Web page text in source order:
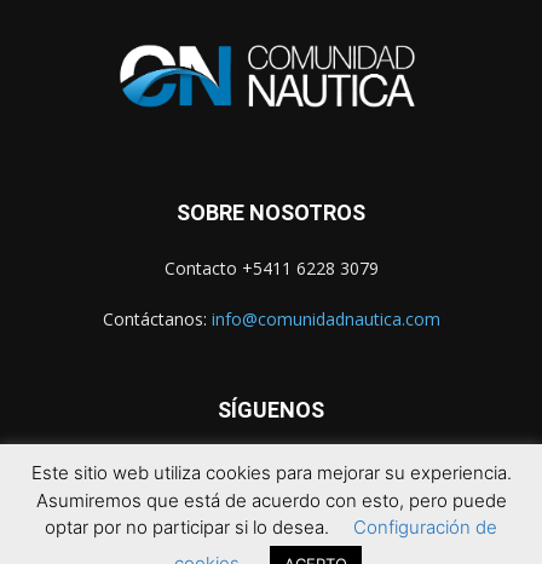
SOBRE NOSOTROS
Contacto +5411 6228 3079
Contáctanos: info@comunidadnautica.com
SÍGUENOS
Este sitio web utiliza cookies para mejorar su experiencia.
Asumiremos que está de acuerdo con esto, pero puede
optar por no participar si lo desea.
Configuración de